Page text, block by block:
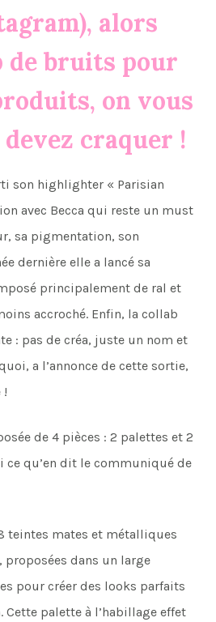
alors
de bruits pour
on vous
craquer !
son highlighter « Parisian
avec Becca qui reste un must
sa pigmentation, son
dernière elle a lancé sa
principalement de ral et
accroché. Enfin, la collab
: pas de créa, juste un nom et
a l’annonce de cette sortie,
!
de 4 pièces : 2 palettes et 2
ce qu’en dit le communiqué de
teintes mates et métalliques
dans un large
pour créer des looks parfaits
Cette palette à l’habillage effet